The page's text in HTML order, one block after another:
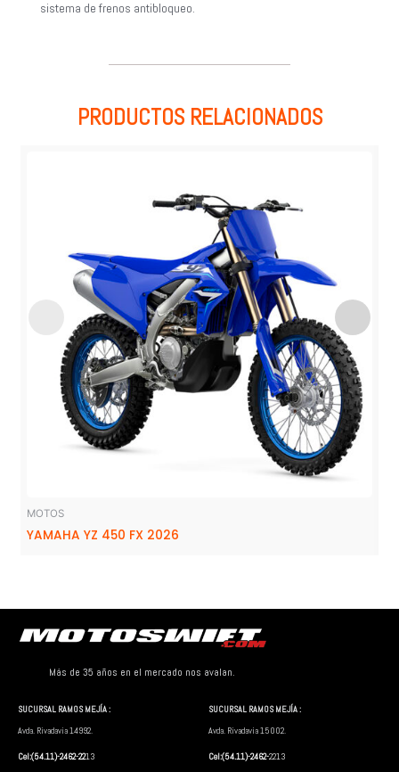
sistema de frenos antibloqueo.
PRODUCTOS RELACIONADOS
MOTOS
YAMAHA YZ 450 FX 2026
Más de 35 años en el mercado nos avalan.
SUCURSAL RAMOS MEJÍA :
Avda. Rivadavia 14992.
Cel:(54.11)-2462-2213
SUCURSAL RAMOS MEJÍA :
Avda. Rivadavia 15002.
Cel:(54.11)-2462-2213